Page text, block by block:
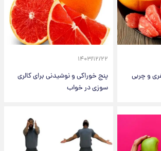
و چربی
۱۴۰۳/۱۲/۲۲
پنج خوراکی و نوشیدنی برای کالری
سوزی در خواب